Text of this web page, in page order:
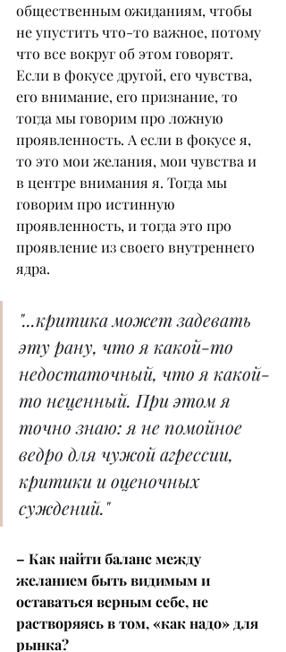
общественным ожиданиям, чтобы
не упустить что-то важное, потому
что все вокруг об этом говорят.
Если в фокусе другой, его чувства,
его внимание, его признание, то
тогда мы говорим про ложную
проявленность. А если в фокусе я,
то это мои желания, мои чувства и
в центре внимания я. Тогда мы
говорим про истинную
проявленность, и тогда это про
проявление из своего внутреннего
ядра.
"...критика может задевать
эту рану, что я какой-то
недостаточный, что я какой-
то неценный. При этом я
точно знаю: я не помойное
ведро для чужой агрессии,
критики и оценочных
суждений."
– Как найти баланс между
желанием быть видимым и
оставаться верным себе, не
растворяясь в том, «как надо» для
рынка?